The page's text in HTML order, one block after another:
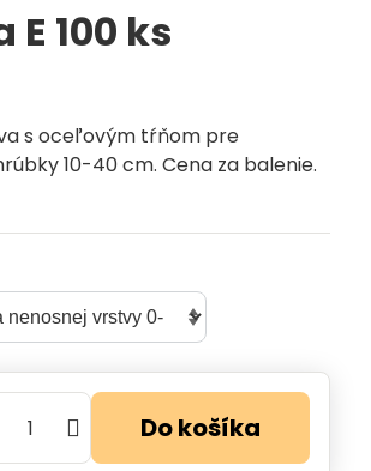
100 ks
s oceľovým tŕňom pre
10-40 cm. Cena za balenie.
Do košíka